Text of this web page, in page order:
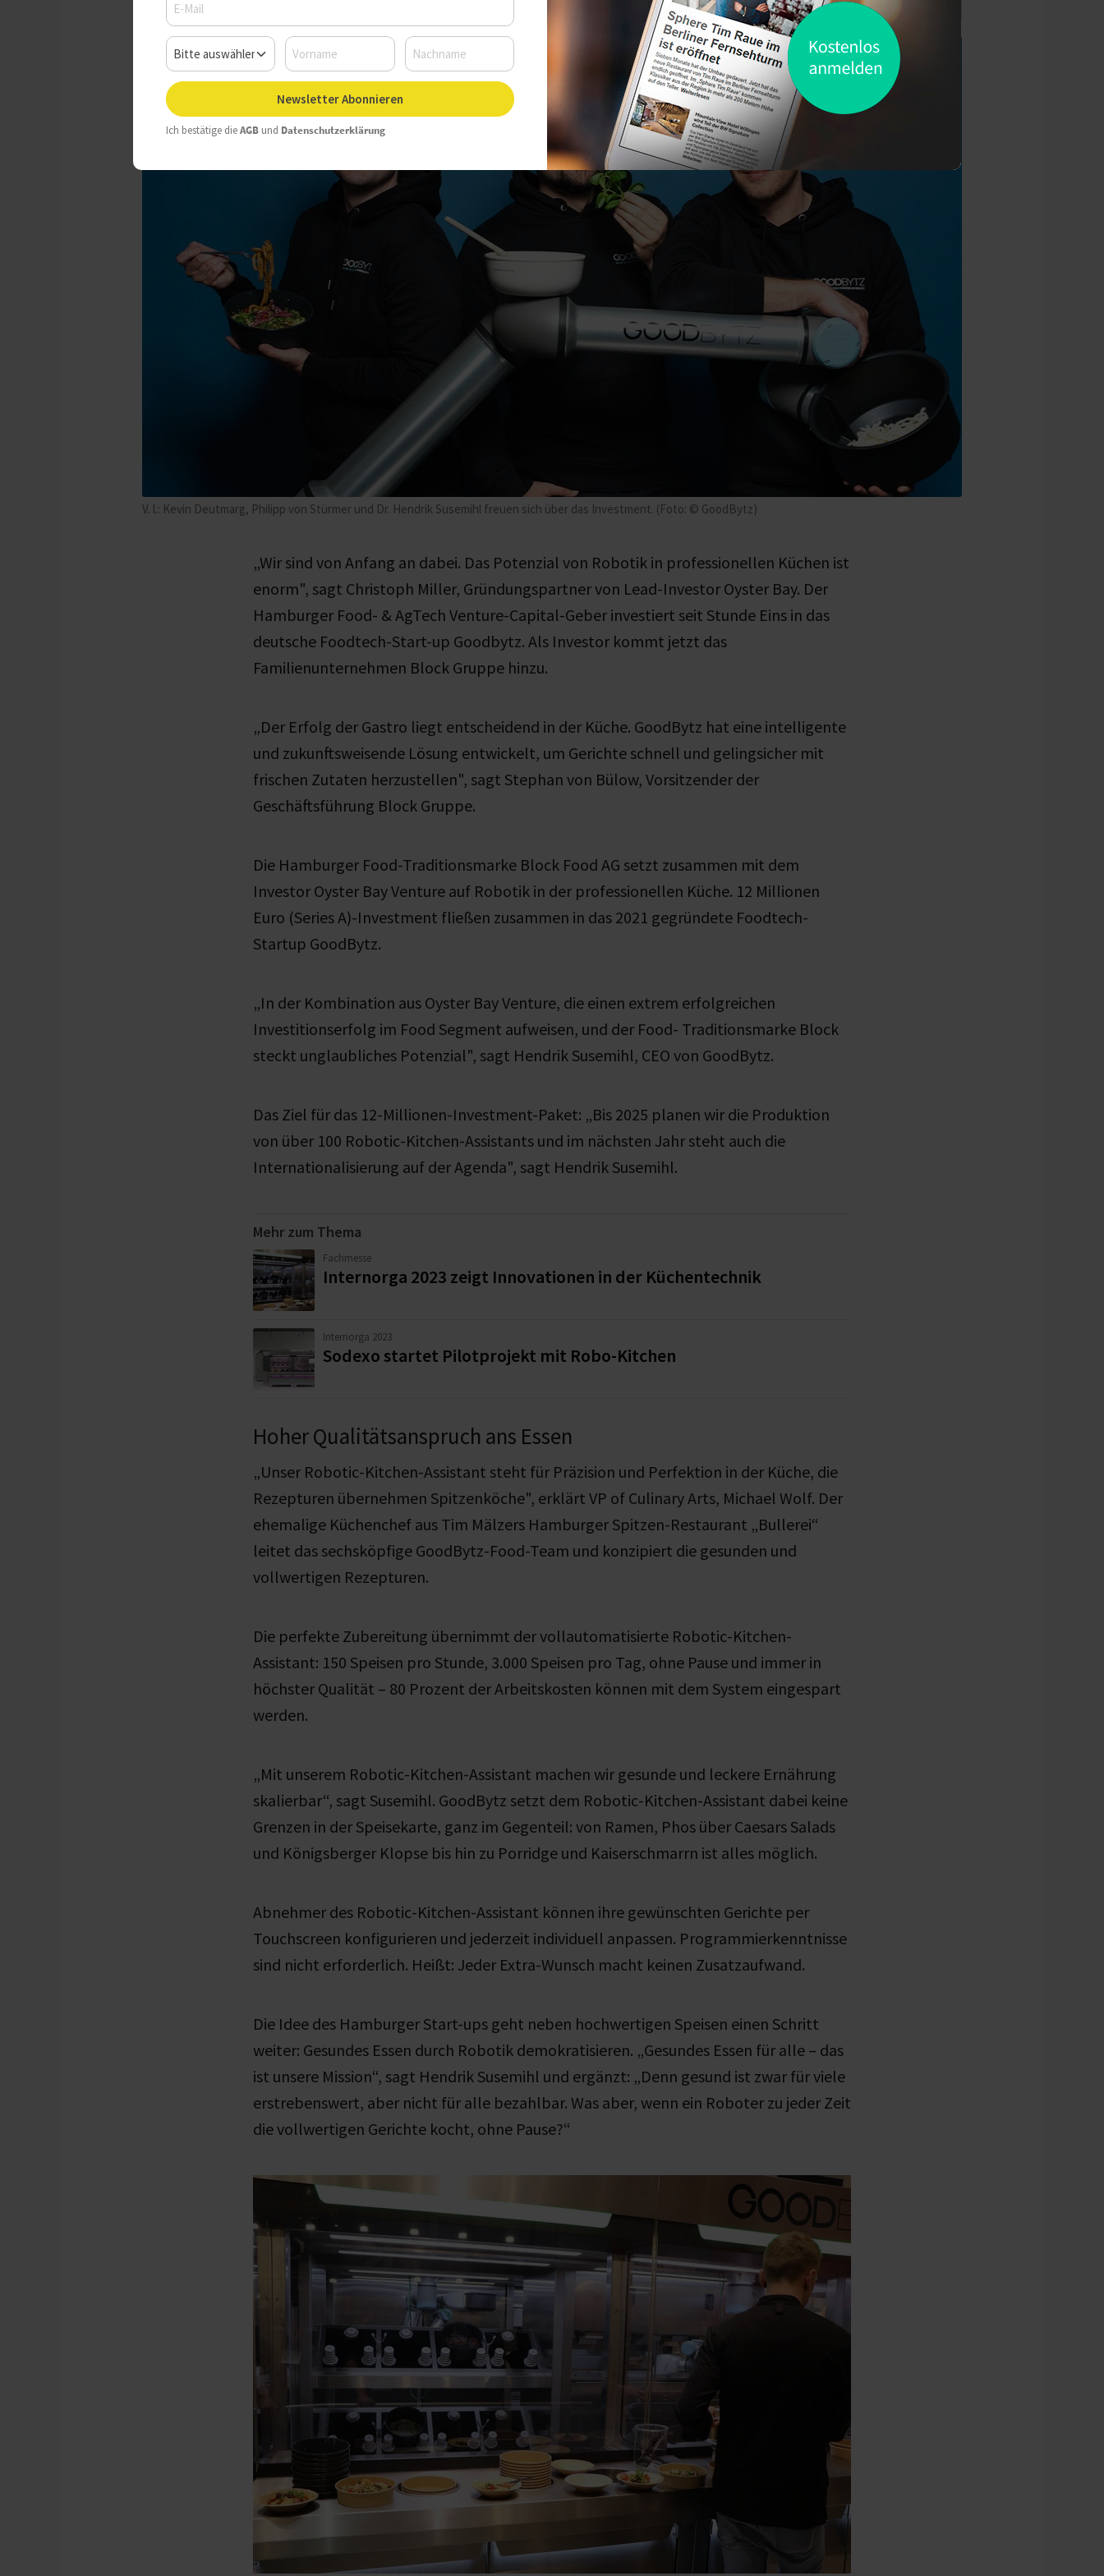
V. l.: Kevin Deutmarg, Philipp von Stürmer und Dr. Hendrik Susemihl freuen sich über das Investment. (Foto: © GoodBytz)
„Wir sind von Anfang an dabei. Das Potenzial von Robotik in professionellen Küchen ist
enorm", sagt Christoph Miller, Gründungspartner von Lead-Investor Oyster Bay. Der
Hamburger Food- & AgTech Venture-Capital-Geber investiert seit Stunde Eins in das
deutsche Foodtech-Start-up Goodbytz. Als Investor kommt jetzt das
Familienunternehmen Block Gruppe hinzu.
„Der Erfolg der Gastro liegt entscheidend in der Küche. GoodBytz hat eine intelligente
und zukunftsweisende Lösung entwickelt, um Gerichte schnell und gelingsicher mit
frischen Zutaten herzustellen", sagt Stephan von Bülow, Vorsitzender der
Geschäftsführung Block Gruppe.
Die Hamburger Food-Traditionsmarke Block Food AG setzt zusammen mit dem
Investor Oyster Bay Venture auf Robotik in der professionellen Küche. 12 Millionen
Euro (Series A)-Investment fließen zusammen in das 2021 gegründete Foodtech-
Startup GoodBytz.
„In der Kombination aus Oyster Bay Venture, die einen extrem erfolgreichen
Investitionserfolg im Food Segment aufweisen, und der Food- Traditionsmarke Block
steckt unglaubliches Potenzial", sagt Hendrik Susemihl, CEO von GoodBytz.
Das Ziel für das 12-Millionen-Investment-Paket: „Bis 2025 planen wir die Produktion
von über 100 Robotic-Kitchen-Assistants und im nächsten Jahr steht auch die
Internationalisierung auf der Agenda", sagt Hendrik Susemihl.
Mehr zum Thema
Fachmesse
Internorga 2023 zeigt Innovationen in der Küchentechnik
Internorga 2023
Sodexo startet Pilotprojekt mit Robo-Kitchen
Hoher Qualitätsanspruch ans Essen
„Unser Robotic-Kitchen-Assistant steht für Präzision und Perfektion in der Küche, die
Rezepturen übernehmen Spitzenköche", erklärt VP of Culinary Arts, Michael Wolf. Der
ehemalige Küchenchef aus Tim Mälzers Hamburger Spitzen-Restaurant „Bullerei“
leitet das sechsköpfige GoodBytz-Food-Team und konzipiert die gesunden und
vollwertigen Rezepturen.
Die perfekte Zubereitung übernimmt der vollautomatisierte Robotic-Kitchen-
Assistant: 150 Speisen pro Stunde, 3.000 Speisen pro Tag, ohne Pause und immer in
höchster Qualität – 80 Prozent der Arbeitskosten können mit dem System eingespart
werden.
„Mit unserem Robotic-Kitchen-Assistant machen wir gesunde und leckere Ernährung
skalierbar“, sagt Susemihl. GoodBytz setzt dem Robotic-Kitchen-Assistant dabei keine
Grenzen in der Speisekarte, ganz im Gegenteil: von Ramen, Phos über Caesars Salads
und Königsberger Klopse bis hin zu Porridge und Kaiserschmarrn ist alles möglich.
Abnehmer des Robotic-Kitchen-Assistant können ihre gewünschten Gerichte per
Touchscreen konfigurieren und jederzeit individuell anpassen. Programmierkenntnisse
sind nicht erforderlich. Heißt: Jeder Extra-Wunsch macht keinen Zusatzaufwand.
Die Idee des Hamburger Start-ups geht neben hochwertigen Speisen einen Schritt
weiter: Gesundes Essen durch Robotik demokratisieren. „Gesundes Essen für alle – das
ist unsere Mission“, sagt Hendrik Susemihl und ergänzt: „Denn gesund ist zwar für viele
erstrebenswert, aber nicht für alle bezahlbar. Was aber, wenn ein Roboter zu jeder Zeit
die vollwertigen Gerichte kocht, ohne Pause?“
Newsletter Abonnieren
Ich bestätige dieAGB und Datenschutzerklärung